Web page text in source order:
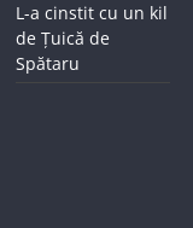
L-a cinstit cu un kil
de Țuică de
Spătaru